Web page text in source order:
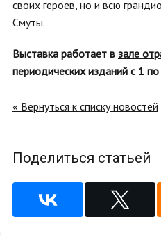
своих героев, но и всю
Смуты.
Выставка работает в зале
периодических изданий с 1
« Вернуться к списку новостей
Поделиться статьей